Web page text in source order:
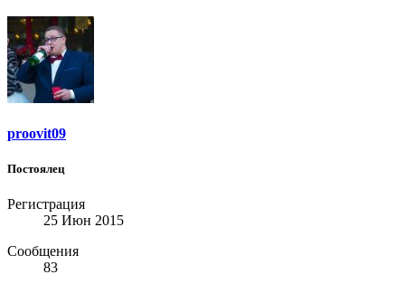
proovit09
Постоялец
Регистрация
25 Июн 2015
Сообщения
83